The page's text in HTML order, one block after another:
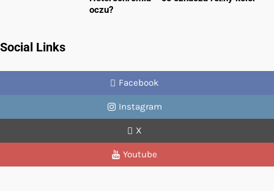
oczu?
Social Links
Facebook
Instagram
X
Youtube